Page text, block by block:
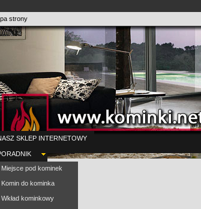
strony
SKLEP INTERNETOWY
Miejsce pod kominek
Komin do kominka
Wkład kominkowy